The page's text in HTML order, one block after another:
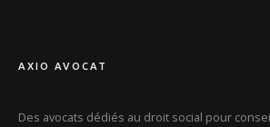
AXIO AVOCAT
Des avocats dédiés au droit social pour